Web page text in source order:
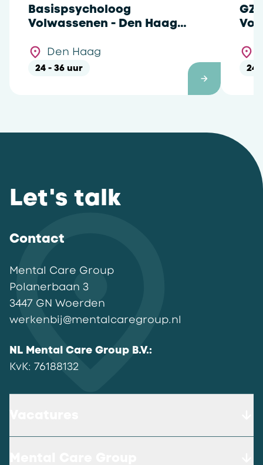
Basispsycholoog
Volwassenen - Den Haag
Den Haag
24 - 36 uur 24
Let's talk
Contact
Mental Care Group
Polanerbaan 3
3447 GN Woerden
werkenbij@mentalcaregroup.nl
NL Mental Care Group B.V.:
KvK: 76188132